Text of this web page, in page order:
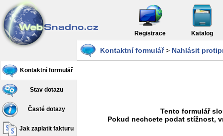
Registrace Katalog
Kontaktní formulář
Stav dotazu
Časté dotazy
Jak zaplatit fakturu
Kontaktní formulář> Nahlásit
Tento formulář
Pokud nechcete podat stížnost,